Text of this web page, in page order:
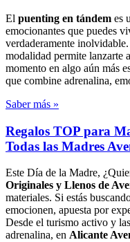
El puenting en tándem es
emocionantes que puedes
verdaderamente
modalidad permite lanzarte
momento en algo aún más
que combine adrenalina,
Saber más »
Regalos TOP para
Todas las Madres
Este Día de la Madre,
Originales y Llenos de
materiales. Si estás
emocionen, apuesta por
Desde el turismo activo y
adrenalina, en Alicante